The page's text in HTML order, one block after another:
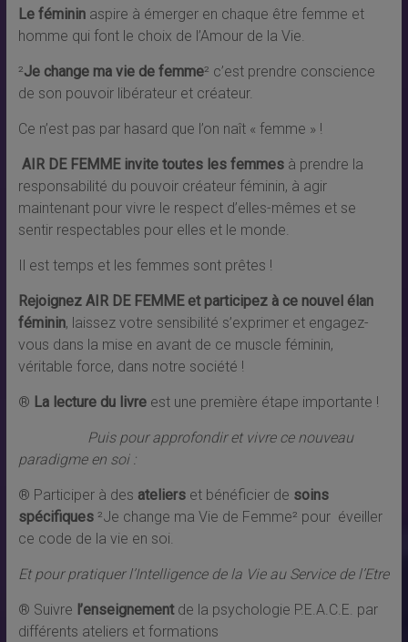
Le fémininaspire à émerger en chaque être femme et
homme qui font le choix de l’Amour de la Vie.
²Je change ma vie de femme² c’est prendre conscience
de son pouvoir libérateur et créateur.
Ce n’est pas par hasard que l’on naît « femme » !
AIR DE FEMME invite toutes les femmesà prendre la
responsabilité du pouvoir créateur féminin, à agir
maintenant pour vivre le respect d’elles-mêmes et se
sentir respectables pour elles et le monde.
Il est temps et les femmes sont prêtes !
Rejoignez AIR DE FEMME et participez à ce nouvel élan
féminin, laissez votre sensibilité s’exprimer et engagez-
vous dans la mise en avant de ce muscle féminin,
véritable force, dans notre société !
® La lecture du livreest une première étape importante !
Puis pour approfondir et vivre ce nouveau
paradigme en soi :
® Participer à des atelierset bénéficier de soins
spécifiques²Je change ma Vie de Femme² pour éveiller
ce code de la vie en soi.
Et pour pratiquer l’Intelligence de la Vie au Service de l’Etre
® Suivre l’enseignementde la psychologie P.E.A.C.E. par
différents ateliers et formations